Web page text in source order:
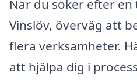
När du söker efter
Vinslöv, överväg att
flera verksamheter.
att hjälpa dig i